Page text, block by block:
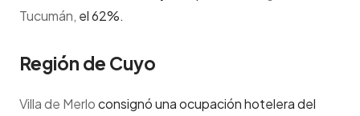
Tucumán, el 62%.
Región de Cuyo
Villa de Merloconsignó una ocupación hotelera del